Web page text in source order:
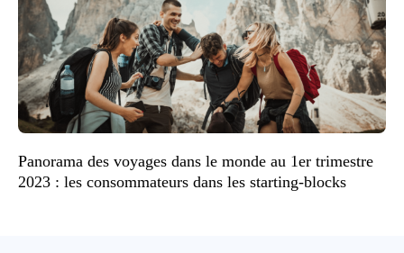
Panorama des voyages dans le monde au 1er trimestre
2023 : les consommateurs dans les starting-blocks